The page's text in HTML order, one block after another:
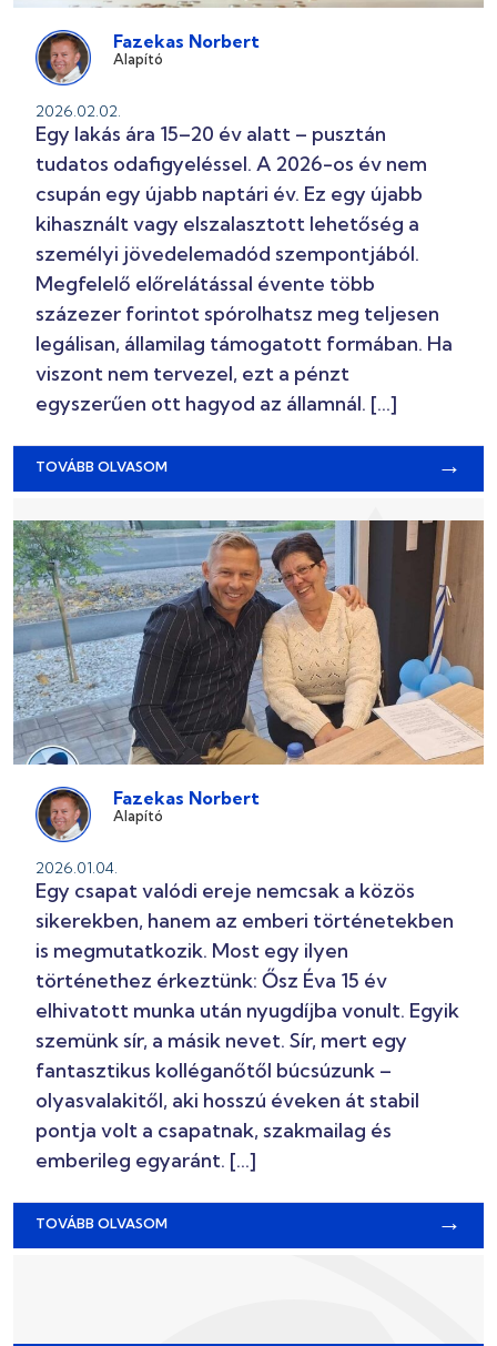
Fazekas Norbert
Alapító
2026.02.02.
Egy lakás ára 15–20 év alatt – pusztán
tudatos odafigyeléssel. A 2026-os év nem
csupán egy újabb naptári év. Ez egy újabb
kihasznált vagy elszalasztott lehetőség a
személyi jövedelemadód szempontjából.
Megfelelő előrelátással évente több
százezer forintot spórolhatsz meg teljesen
legálisan, államilag támogatott formában. Ha
viszont nem tervezel, ezt a pénzt
egyszerűen ott hagyod az államnál. […]
TOVÁBB OLVASOM →
Fazekas Norbert
Alapító
2026.01.04.
Egy csapat valódi ereje nemcsak a közös
sikerekben, hanem az emberi történetekben
is megmutatkozik. Most egy ilyen
történethez érkeztünk: Ősz Éva 15 év
elhivatott munka után nyugdíjba vonult. Egyik
szemünk sír, a másik nevet. Sír, mert egy
fantasztikus kolléganőtől búcsúzunk –
olyasvalakitől, aki hosszú éveken át stabil
pontja volt a csapatnak, szakmailag és
emberileg egyaránt. […]
TOVÁBB OLVASOM →